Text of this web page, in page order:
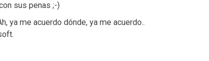
sus penas ;-)
ya me acuerdo dónde, ya me acuerdo..